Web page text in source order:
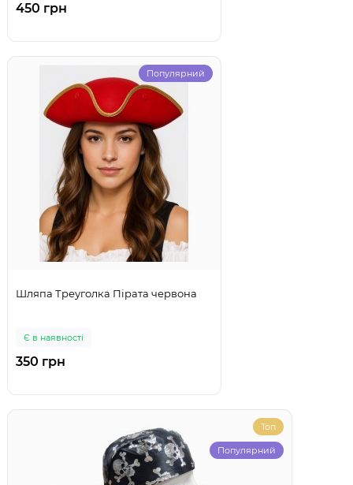
450 грн
Популярний
Шляпа Треуголка Пірата червона
Є в наявності
350 грн
Топ
Популярний